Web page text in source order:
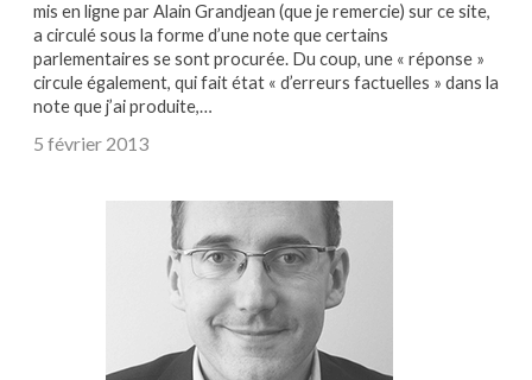
mis en ligne par Alain Grandjean (que je remercie) sur ce site,
a circulé sous la forme d’une note que certains
parlementaires se sont procurée. Du coup, une « réponse »
circule également, qui fait état « d’erreurs factuelles » dans la
note que j’ai produite,…
5 février 2013